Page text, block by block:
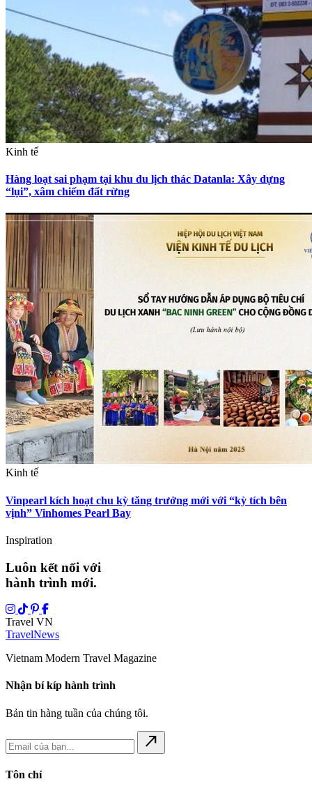
Kinh tế
Hàng loạt sai phạm tại khu du lịch thác Datanla: Xây dựng
“lụi”, xâm chiếm đất rừng
Kinh tế
Vinpearl kích hoạt chu kỳ tăng trưởng mới với “kỳ tích bên
vịnh” Vinhomes Pearl Bay
Inspiration
Luôn kết nối với
hành trình mới.
Travel VN
TravelNews
Vietnam Modern Travel Magazine
Nhận bí kíp hành trình
Bản tin hàng tuần của chúng tôi.
north_east
Tôn chỉ